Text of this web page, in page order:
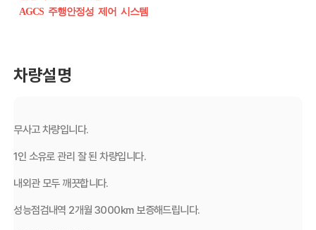
AGCS 주행안정성 제어 시스템
차량설명
무사고 차량입니다.
1인 소유로 관리 잘 된 차량입니다.
내외관 모두 깨끗합니다.
성능점검내역 2개월 3000km 보증해드립니다.